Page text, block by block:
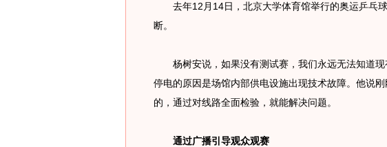
去年12月14日，北京大学体育馆举行的奥运乒乓球
断。
杨树安说，如果没有测试赛，我们永远无法知道现
停电的原因是场馆内部供电设施出现技术故障。他说
的，通过对线路全面检验，就能解决问题。
通过广播引导观众观赛